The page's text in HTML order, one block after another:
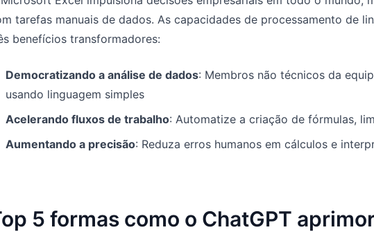
tarefas manuais de dados. As capacidades de processamento de
benefícios transformadores:
Democratizando a análise de dados: Membros não técnicos da
usando linguagem simples
Acelerando fluxos de trabalho: Automatize a criação de fórmulas,
Aumentando a precisão: Reduza erros humanos em cálculos e
5 formas como o ChatGPT